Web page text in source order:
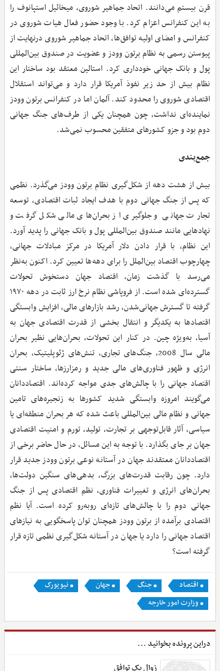
قرن بیستم می‌دانند. اتحاد جماهیر شوروی، میخائیل استپانوف را
به این کنفرانس اعزام کرد. با وجود حضور فعال هیات شوروی در
کنفرانس و امضای اولیه توافق‌ها، اتحاد جماهیر شوروی درنهایت از
پیوستن رسمی به نظام برتون وودز و عضویت در صندوق بین‌المللی
پول و بانک جهانی خودداری کرد. استالین معتقد بود ساختار این
نظام بیش از حد زیر نفوذ آمریکا قرار دارد و می‌تواند استقلال
اقتصادی شوروی را محدود کند. آلمان اما در کنفرانس برتون وودز
نماینده‌ای نداشت، چون همچنان یکی از طرف‌های جنگ جهانی
دوم بود و جزو کشورهای متفقین محسوب نمی‌شد.
جمع‌بندی
بیش از هشت دهه از شکل‌گیری نظام برتون وودز می‌گذرد. نظمی
که پس از جنگ جهانی دوم با هدف ایجاد ثبات اقتصادی، توسعه
تجارت جهانی و جلوگیری از بحران‌های مالی شکل گرفت و
نهادهایی مانند صندوق بین‌المللی پول و بانک جهانی را پدید آورد.
این نظام، با قرار دادن دلار آمریکا در مرکز مبادلات جهانی،
چهارچوب اقتصاد بین‌الملل را برای دهه‌ها تعیین کرد. اکنون به‌نظر
می‌رسد با گذشت زمان، اقتصاد جهان دستخوش تحولات
گسترده‌ای شده است. از فروپاشی نظام نرخ ارز ثابت در دهه ۱۹۷۰
گرفته تا گسترش جهانی‌شدن، رشد بازارهای مالی، افزایش وابستگی
اقتصادها به یکدیگر و انتقال بخشی از قدرت اقتصادی جهان به
آسیا، به‌ویژه چین. در کنار این تحولات، بحران‌هایی نظیر بحران
مالی سال 2008، جنگ‌های تجاری، تنش‌های ژئوپلیتیک، بحران
انرژی و ظهور فناوری‌های مالی جدید و رمزارزها، ساختار سنتی
اقتصاد جهانی را با چالش‌های جدی مواجه کرده‌اند. اقتصاددانان
می‌گویند امروزه وابستگی شدید کشورها به زنجیره‌های تامین
جهانی و نظام مالی بین‌المللی باعث شده که هر بحران منطقه‌ای یا
سیاسی، آثار قابل‌توجهی بر تجارت، تولید، تورم و امنیت اقتصادی
جهان بر جای بگذارد. با توجه به این مسائل، در حال حاضر برخی از
اقتصاددانان معتقدند جهان در آستانه نوعی برتون وودز جدید قرار
دارد. چون رقابت قدرت‌های بزرگ، بدهی‌های سنگین دولت‌ها،
بحران‌های انرژی و تغییرات فناوری، نظم اقتصادی پس از جنگ
جهانی دوم را با چالش‌های تازه‌ای روبه‌رو کرده است. آیا نظم
اقتصادی برآمده از برتون وودز همچنان توان پاسخگویی به نیازهای
اقتصاد جهانی را دارد یا جهان در آستانه شکل‌گیری نظمی تازه قرار
گرفته است؟
اقتصاد جنگ جهان
نیویورک
وزارت امور خارجه
دراین پرونده بخوانید ...
زوال یک توافق